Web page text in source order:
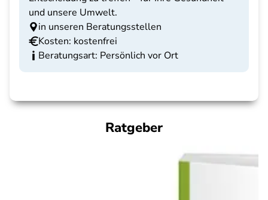
und unsere Umwelt.
in unseren Beratungsstellen
Kosten: kostenfrei
Beratungsart: Persönlich vor Ort
Ratgeber